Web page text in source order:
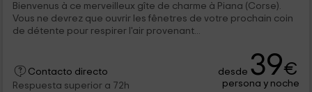
Bienvenus à ce merveilleux gîte de charme à Piana (Corse).
Vous ne devrez que ouvrir les fênetres de votre prochain coin
de détente pour respirer l'air provenant...
Contacto directo
Respuesta superior a 72h
desde 39€
persona y noche